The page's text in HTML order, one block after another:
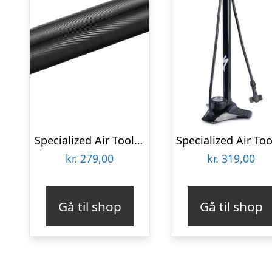
Specialized Air Tool Road Mini Pump m. beslag
kr. 279,00
Gå til shop
kr. 319,00
Gå til shop